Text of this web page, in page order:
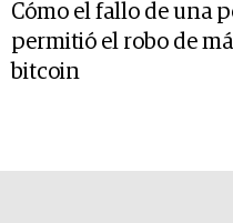
Cómo el fallo de una
permitió el robo de
bitcoin